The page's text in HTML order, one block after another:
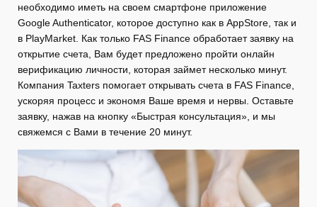
необходимо иметь на своем смартфоне приложение
Google Authenticator, которое доступно как в AppStore, так и
в PlayMarket. Как только FAS Finance обработает заявку на
открытие счета, Вам будет предложено пройти онлайн
верификацию личности, которая займет несколько минут.
Компания Taxters помогает открывать счета в FAS Finance,
ускоряя процесс и экономя Ваше время и нервы. Оставьте
заявку, нажав на кнопку «Быстрая консультация», и мы
свяжемся с Вами в течение 20 минут.